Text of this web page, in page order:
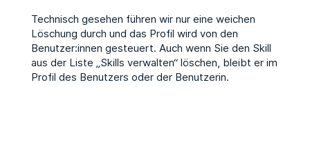
Technisch gesehen führen wir nur eine weichen
Löschung durch und das Profil wird von den
Benutzer:innen gesteuert. Auch wenn Sie den Skill
aus der Liste „Skills verwalten“ löschen, bleibt er im
Profil des Benutzers oder der Benutzerin.